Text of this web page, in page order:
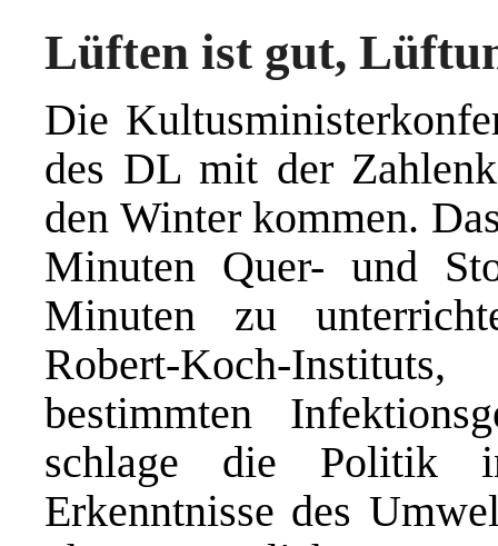
Lüften ist gut,
Die
des DL mit der
den Winter kommen.
Minuten Quer- und
Minuten zu
Robert-Koch-
bestimmten
schlage die Politik
Erkenntnisse des